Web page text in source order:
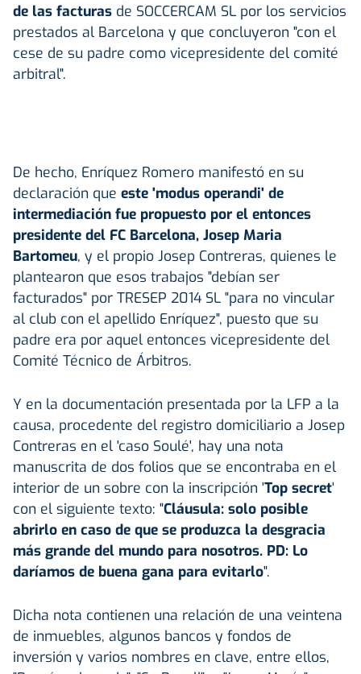
de las facturas de SOCCERCAM SL por los servicios
prestados al Barcelona y que concluyeron "con el
cese de su padre como vicepresidente del comité
arbitral".
De hecho, Enríquez Romero manifestó en su
declaración que este 'modus operandi' de
intermediación fue propuesto por el entonces
presidente del FC Barcelona, Josep Maria
Bartomeu, y el propio Josep Contreras, quienes le
plantearon que esos trabajos "debían ser
facturados" por TRESEP 2014 SL "para no vincular
al club con el apellido Enríquez", puesto que su
padre era por aquel entonces vicepresidente del
Comité Técnico de Árbitros.
Y en la documentación presentada por la LFP a la
causa, procedente del registro domiciliario a Josep
Contreras en el 'caso Soulé', hay una nota
manuscrita de dos folios que se encontraba en el
interior de un sobre con la inscripción 'Top secret'
con el siguiente texto: "Cláusula: solo posible
abrirlo en caso de que se produzca la desgracia
más grande del mundo para nosotros. PD: Lo
daríamos de buena gana para evitarlo".
Dicha nota contienen una relación de una veintena
de inmuebles, algunos bancos y fondos de
inversión y varios nombres en clave, entre ellos,